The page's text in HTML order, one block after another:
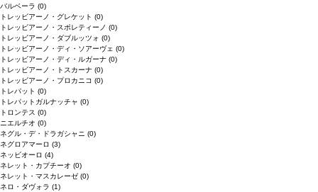
バルベーラ (0)
トレッビアーノ・グレケット (0)
トレッビアーノ・スポレティーノ (0)
トレッビアーノ・ダブルッツォ (0)
トレッビアーノ・ディ・ソアーヴェ (0)
トレッビアーノ・ディ・ルガーナ (0)
トレッビアーノ・トスカーナ (0)
トレッビアーノ・プロカニコ (0)
トレパット (0)
トレパットガルナッチャ (0)
トロンテス (0)
ニエルチオ (0)
ネグル・デ・ドラガシャニ (0)
ネグロアマーロ (3)
ネッビオーロ (4)
ネレット・カプチーオ (0)
ネレット・マスカレーゼ (0)
ネロ・ダヴォラ (1)